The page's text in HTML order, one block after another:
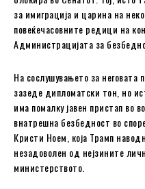
за имиграција и царина на
повеќечасовните редици на
Администрацијата за
На сослушувањето за
зазеде дипломатски тон, но
има помалку јавен пристап во
внатрешна безбедност во
Кристи Ноем, која Трамп
незадоволен од нејзините
министерството.